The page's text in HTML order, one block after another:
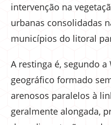
intervenção na
urbanas consolidadas
municípios do litoral
A restinga é, segundo a
geográfico formado
arenosos paralelos à
geralmente alongada,